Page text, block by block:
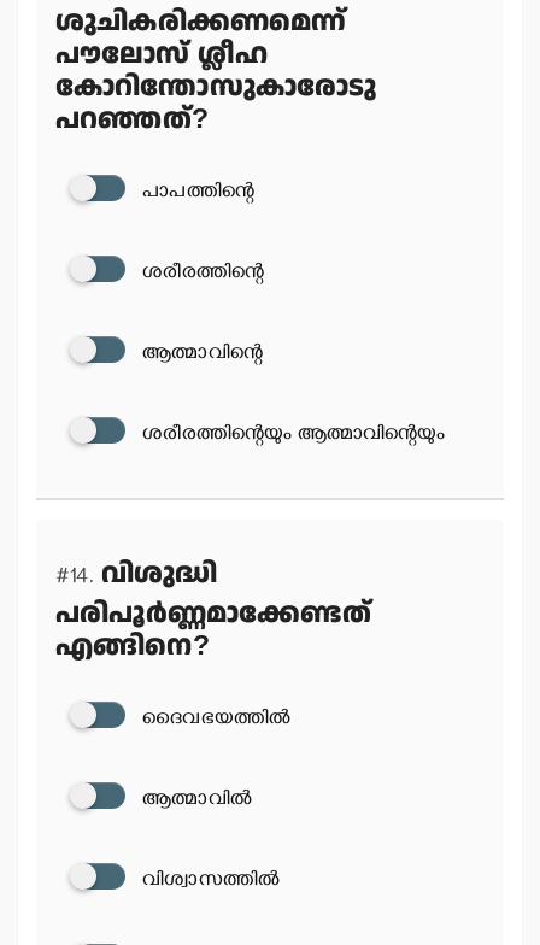
ശുചികരിക്കണമെന്ന്
പൗലോസ് ശ്ലീഹ
കോറിന്തോസുകാരോടു
പറഞ്ഞത്?
പാപത്തിന്റെ
ശരീരത്തിന്റെ
ആത്മാവിന്റെ
ശരീരത്തിന്റെയും ആത്മാവിന്റെയും
#14. വിശുദ്ധി
പരിപൂര്‍ണ്ണമാക്കേണ്ടത്
എങ്ങിനെ?
ദൈവഭയത്തില്‍
ആത്മാവില്‍
വിശ്വാസത്തില്‍